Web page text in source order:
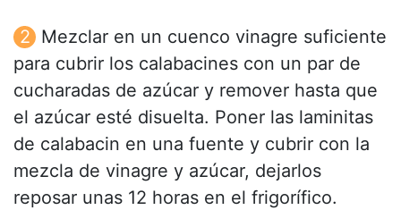
Mezclar en un cuenco vinagre suficiente
para cubrir los calabacines con un par de
cucharadas de azúcar y remover hasta que
el azúcar esté disuelta. Poner las laminitas
de calabacin en una fuente y cubrir con la
mezcla de vinagre y azúcar, dejarlos
reposar unas 12 horas en el frigorífico.